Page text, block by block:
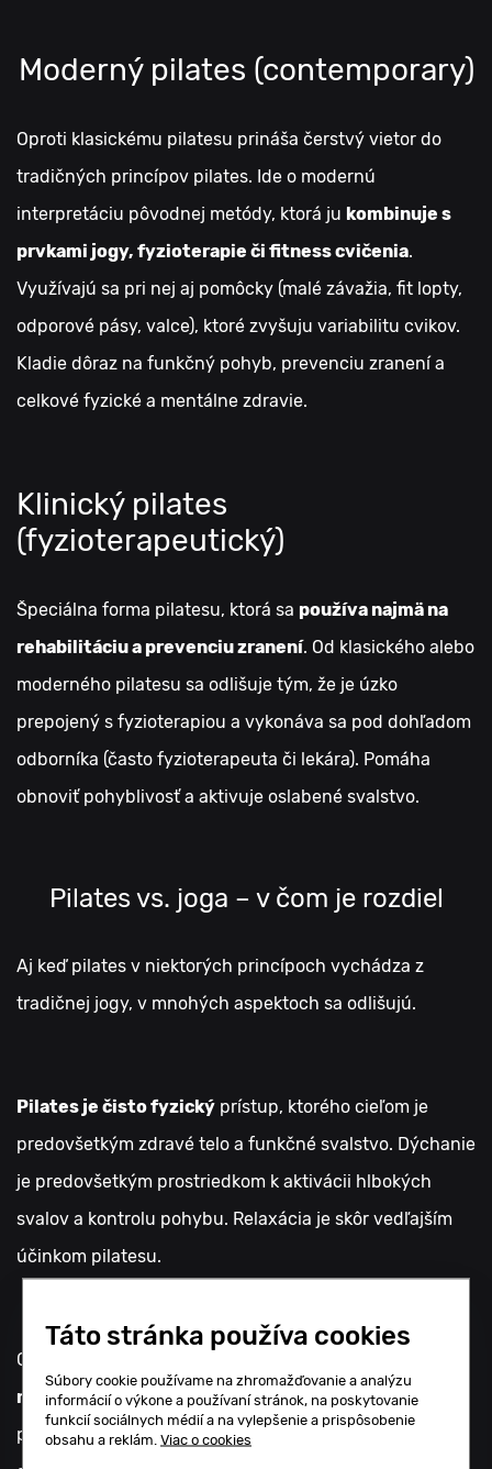
Moderný pilates (contemporary)
Oproti klasickému pilatesu prináša čerstvý vietor do
tradičných princípov pilates. Ide o modernú
interpretáciu pôvodnej metódy, ktorá ju kombinuje s
prvkami jogy, fyzioterapie či fitness cvičenia.
Využívajú sa pri nej aj pomôcky (malé závažia, fit lopty,
odporové pásy, valce), ktoré zvyšuju variabilitu cvikov.
Kladie dôraz na funkčný pohyb, prevenciu zranení a
celkové fyzické a mentálne zdravie.
Klinický pilates
(fyzioterapeutický)
Špeciálna forma pilatesu, ktorá sa používa najmä na
rehabilitáciu a prevenciu zranení. Od klasického alebo
moderného pilatesu sa odlišuje tým, že je úzko
prepojený s fyzioterapiou a vykonáva sa pod dohľadom
odborníka (často fyzioterapeuta či lekára). Pomáha
obnoviť pohyblivosť a aktivuje oslabené svalstvo.
Pilates vs. joga – v čom je rozdiel
Aj keď pilates v niektorých princípoch vychádza z
tradičnej jogy, v mnohých aspektoch sa odlišujú.
Pilates je čisto fyzický prístup, ktorého cieľom je
predovšetkým zdravé telo a funkčné svalstvo. Dýchanie
je predovšetkým prostriedkom k aktivácii hlbokých
svalov a kontrolu pohybu. Relaxácia je skôr vedľajším
účinkom pilatesu.
Oproti tomu
meditáciu, filozofiu a duchovný aspekt. Nie je len
prostriedkom k dosiahnutiu zdravého tela, ale aj k
Táto stránka používa cookies
Súbory cookie používame na zhromažďovanie a analýzu
informácií o výkone a používaní stránok, na poskytovanie
funkcií sociálnych médií a na vylepšenie a prispôsobenie
obsahu a reklám. Viac o cookies